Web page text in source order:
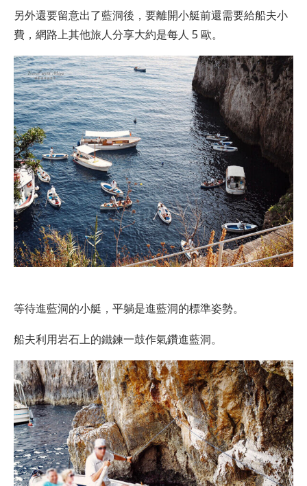
另外還要留意出了藍洞後，要離開小艇前還需要給船夫小
費，網路上其他旅人分享大約是每人 5 歐。
等待進藍洞的小艇，平躺是進藍洞的標準姿勢。
船夫利用岩石上的鐵鍊一鼓作氣鑽進藍洞。